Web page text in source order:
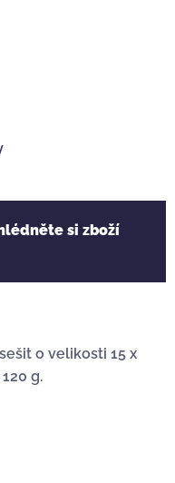
si zboží
o velikosti 15 x
g.